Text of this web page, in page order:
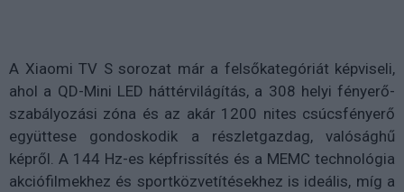
A Xiaomi TV S sorozat már a felsőkategóriát képviseli,
ahol a QD-Mini LED háttérvilágítás, a 308 helyi fényerő-
szabályozási zóna és az akár 1200 nites csúcsfényerő
együttese gondoskodik a részletgazdag, valósághű
képről. A 144 Hz-es képfrissítés és a MEMC technológia
akciófilmekhez és sportközvetítésekhez is ideális, míg a